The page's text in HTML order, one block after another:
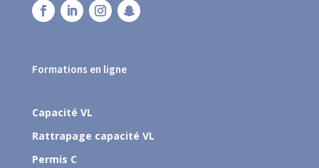
Formations en ligne
Capacité VL
Rattrapage capacité VL
Permis C